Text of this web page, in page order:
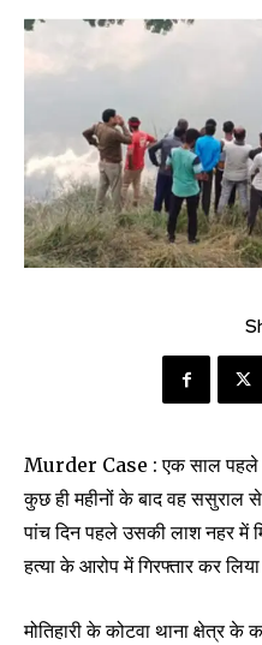
Murder Case : एक साल पहले
कुछ ही महीनों के बाद वह ससुराल
पांच दिन पहले उसकी लाश नहर में
हत्या के आरोप में गिरफ्तार कर
मोतिहारी के कोटवा थाना क्षेत्र